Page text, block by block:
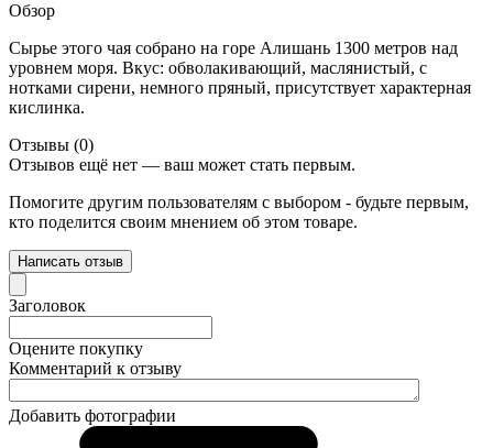
Обзор
Сырье этого чая собрано на горе Алишань 1300 метров над
уровнем моря. Вкус: обволакивающий, маслянистый, с
нотками сирени, немного пряный, присутствует характерная
кислинка.
Отзывы (0)
Отзывов ещё нет — ваш может стать первым.
Помогите другим пользователям с выбором - будьте первым,
кто поделится своим мнением об этом товаре.
Написать отзыв
Заголовок
Оцените покупку
Комментарий к отзыву
Добавить фотографии